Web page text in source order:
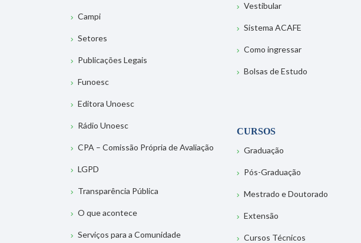
Campi
Setores
Publicações Legais
Funoesc
Editora Unoesc
Rádio Unoesc
CPA – Comissão Própria de Avaliação
LGPD
Transparência Pública
O que acontece
Serviços para a Comunidade
Vestibular
Sistema ACAFE
Como ingressar
Bolsas de Estudo
CURSOS
Graduação
Pós-Graduação
Mestrado e Doutorado
Extensão
Cursos Técnicos